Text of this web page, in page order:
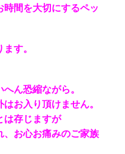
間を大切にするペッ
す。
ん恐縮ながら。
お入り頂けません。
は存じますが
、お心お痛みのご家族